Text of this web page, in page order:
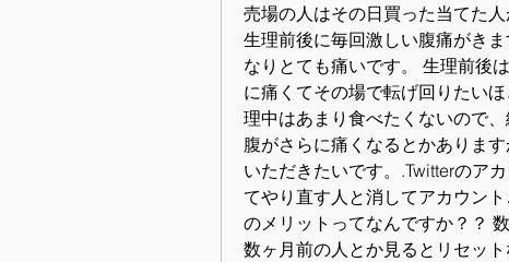
売場の人はその日買った当てた
生理前後に毎回激しい腹痛がき
なりとても痛いです。 生理前後
に痛くてその場で転げ回りたい
理中はあまり食べたくないので
腹がさらに痛くなるとかありま
いただきたいです。.Twitterのア
てやり直す人と消してアカウン
のメリットってなんですか？？
数ヶ月前の人とか見るとリセッ